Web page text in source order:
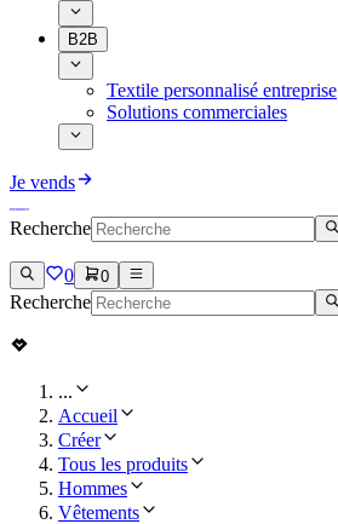
B2B
Textile personnalisé entreprise
Solutions commerciales
Je vends
Recherche
0 0
Recherche
...
Accueil
Créer
Tous les produits
Hommes
Vêtements